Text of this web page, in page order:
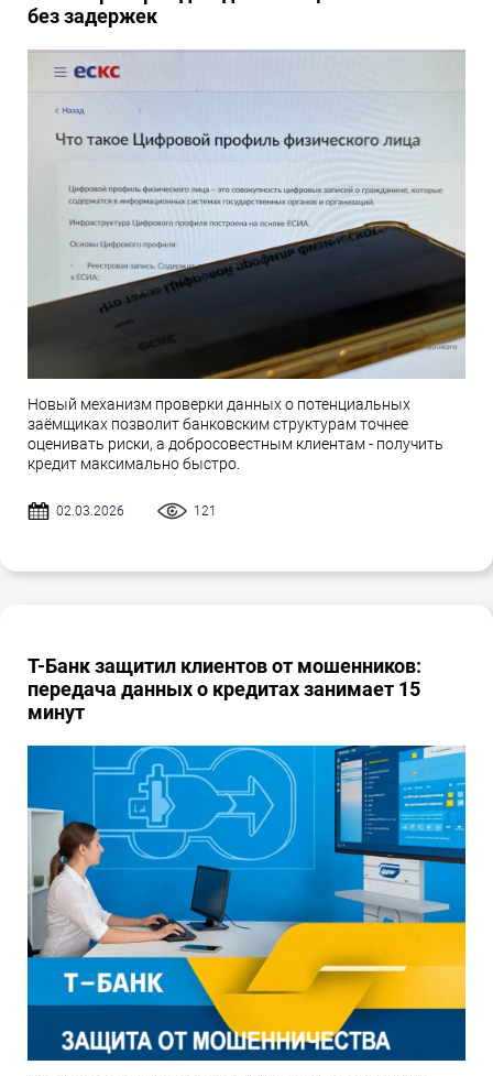
без задержек
Новый механизм проверки данных о потенциальных
заёмщиках позволит банковским структурам точнее
оценивать риски, а добросовестным клиентам - получить
кредит максимально быстро.
02.03.2026 121
Т-Банк защитил клиентов от мошенников:
передача данных о кредитах занимает 15
минут